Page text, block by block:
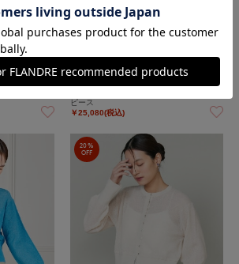
ピース
￥25,080(税込)
20%
OFF